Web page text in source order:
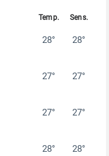
28° 28°
27° 27°
27° 27°
28° 28°